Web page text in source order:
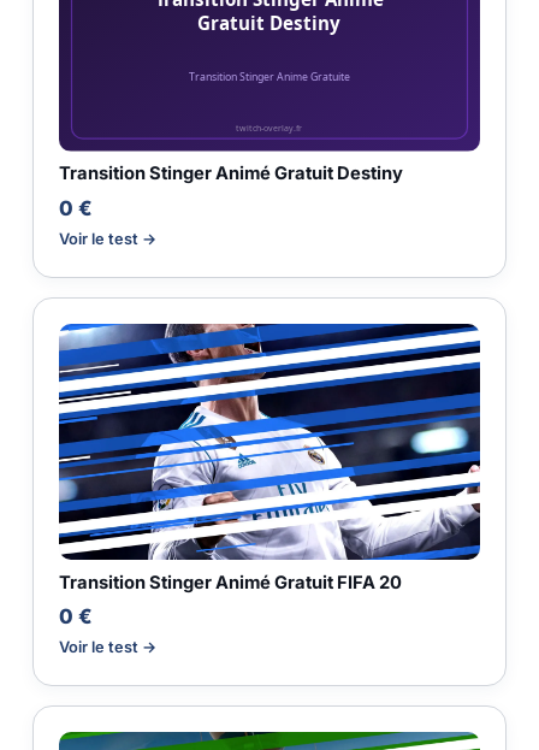
Transition Stinger Animé Gratuit Destiny
0 €
Voir le test →
Transition Stinger Animé Gratuit FIFA 20
0 €
Voir le test →